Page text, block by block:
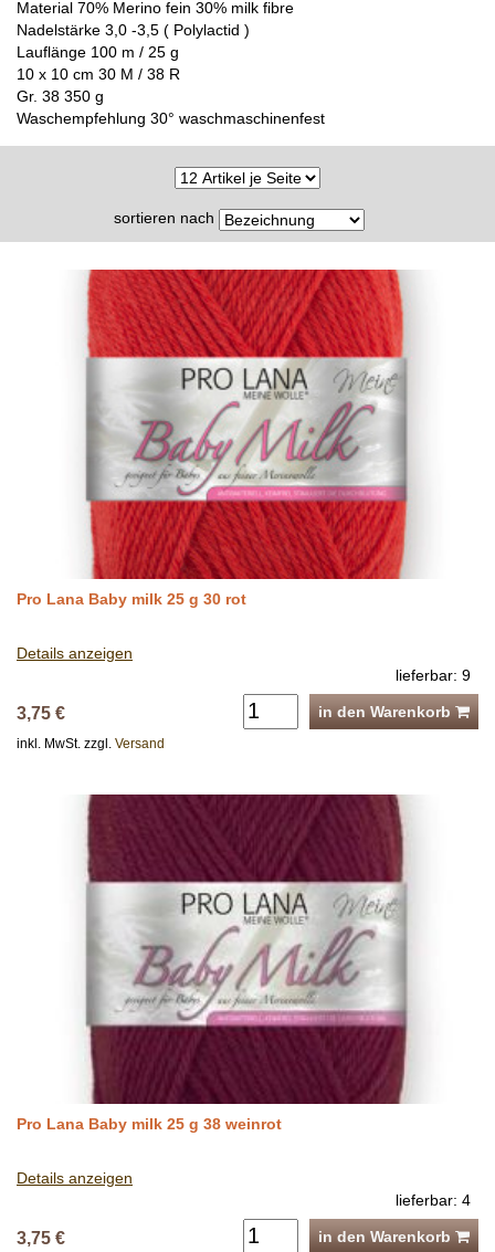
Material 70% Merino fein 30% milk fibre
Nadelstärke 3,0 -3,5 ( Polylactid )
Lauflänge 100 m / 25 g
10 x 10 cm 30 M / 38 R
Gr. 38 350 g
Waschempfehlung 30° waschmaschinenfest
sortieren nach
Pro Lana Baby milk 25 g 30 rot
Details anzeigen
lieferbar: 9
3,75 € in den Warenkorb
inkl. MwSt. zzgl. Versand
Pro Lana Baby milk 25 g 38 weinrot
Details anzeigen
lieferbar: 4
3,75 € in den Warenkorb